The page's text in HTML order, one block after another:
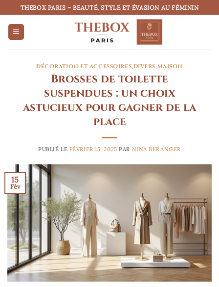
Passer
au
contenu
THEBOX PARIS – BEAUTÉ, STYLE ET ÉVASION AU FÉMININ
DÉCORATION ET ACCESSOIRES, DIVERS,MAISON
Brosses de toilette
suspendues : un choix
astucieux pour gagner de la
place
PUBLIÉ LE FÉVRIER 15, 2025 PAR NINA BERANGER
15
Fév